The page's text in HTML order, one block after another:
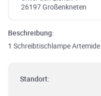
26197 Großenkneten
Beschreibung:
1 Schreibtischlampe
Standort: